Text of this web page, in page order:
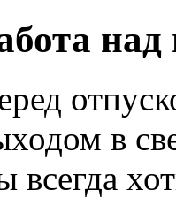
над
в
всегда